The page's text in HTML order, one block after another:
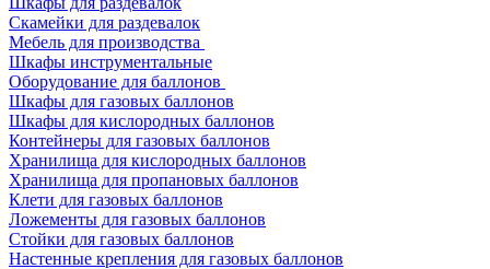
Скамейки для раздевалок
Мебель для производства
Шкафы инструментальные
Оборудование для баллонов
Шкафы для газовых баллонов
Шкафы для кислородных баллонов
Контейнеры для газовых баллонов
Хранилища для кислородных баллонов
Хранилища для пропановых баллонов
Клети для газовых баллонов
Ложементы для газовых баллонов
Стойки для газовых баллонов
Настенные крепления для газовых баллонов